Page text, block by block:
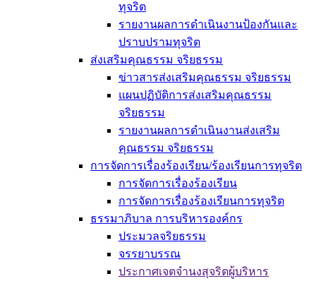
ทุจริต
รายงานผลการดำเนินงานป้องกันและ
ปราบปรามทุจริต
ส่งเสริมคุณธรรม จริยธรรม
ข่าวสารส่งเสริมคุณธรรม จริยธรรม
แผนปฏิบัติการส่งเสริมคุณธรรม
จริยธรรม
รายงานผลการดำเนินงานส่งเสริม
คุณธรรม จริยธรรม
การจัดการเรื่องร้องเรียน/ร้องเรียนการทุจริต
การจัดการเรื่องร้องเรียน
การจัดการเรื่องร้องเรียนการทุจริต
ธรรมาภิบาล การบริหารองค์กร
ประมวลจริยธรรม
จรรยาบรรณ
ประกาศเจตจำนงสุจริตผู้บริหาร